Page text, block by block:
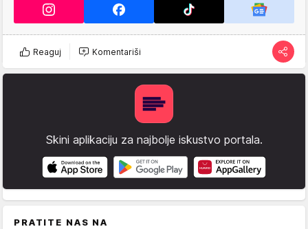
Reaguj Komentariši
Skini aplikaciju za najbolje iskustvo portala.
PRATITE NAS NA